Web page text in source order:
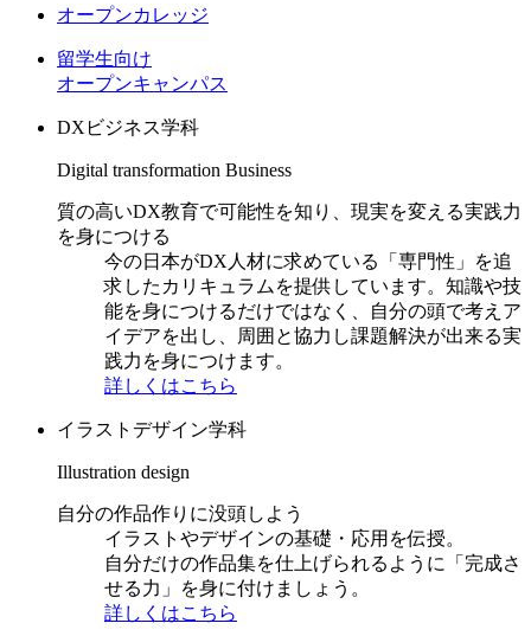
オープンカレッジ
留学生向け
オープンキャンパス
DXビジネス学科
Digital transformation Business
質の高いDX教育で可能性を知り、現実を変える実践力
を身につける
今の日本がDX人材に求めている「専門性」を追
求したカリキュラムを提供しています。知識や技
能を身につけるだけではなく、自分の頭で考えア
イデアを出し、周囲と協力し課題解決が出来る実
践力を身につけます。
詳しくはこちら
イラストデザイン学科
Illustration design
自分の作品作りに没頭しよう
イラストやデザインの基礎・応用を伝授。
自分だけの作品集を仕上げられるように「完成さ
せる力」を身に付けましょう。
詳しくはこちら